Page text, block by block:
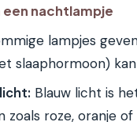
een nachtlampje
lampjes
slaaphormoon)
Blauw licht is
zoals roze, oranje of